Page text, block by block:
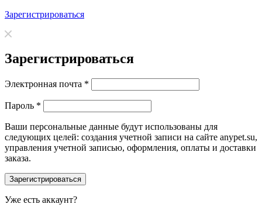
Зарегистрироваться
Зарегистрироваться
Электронная почта *
Пароль *
Ваши персональные данные будут использованы для
следующих целей: создания учетной записи на сайте anypet.su,
управления учетной записью, оформления, оплаты и доставки
заказа.
Уже есть аккаунт?